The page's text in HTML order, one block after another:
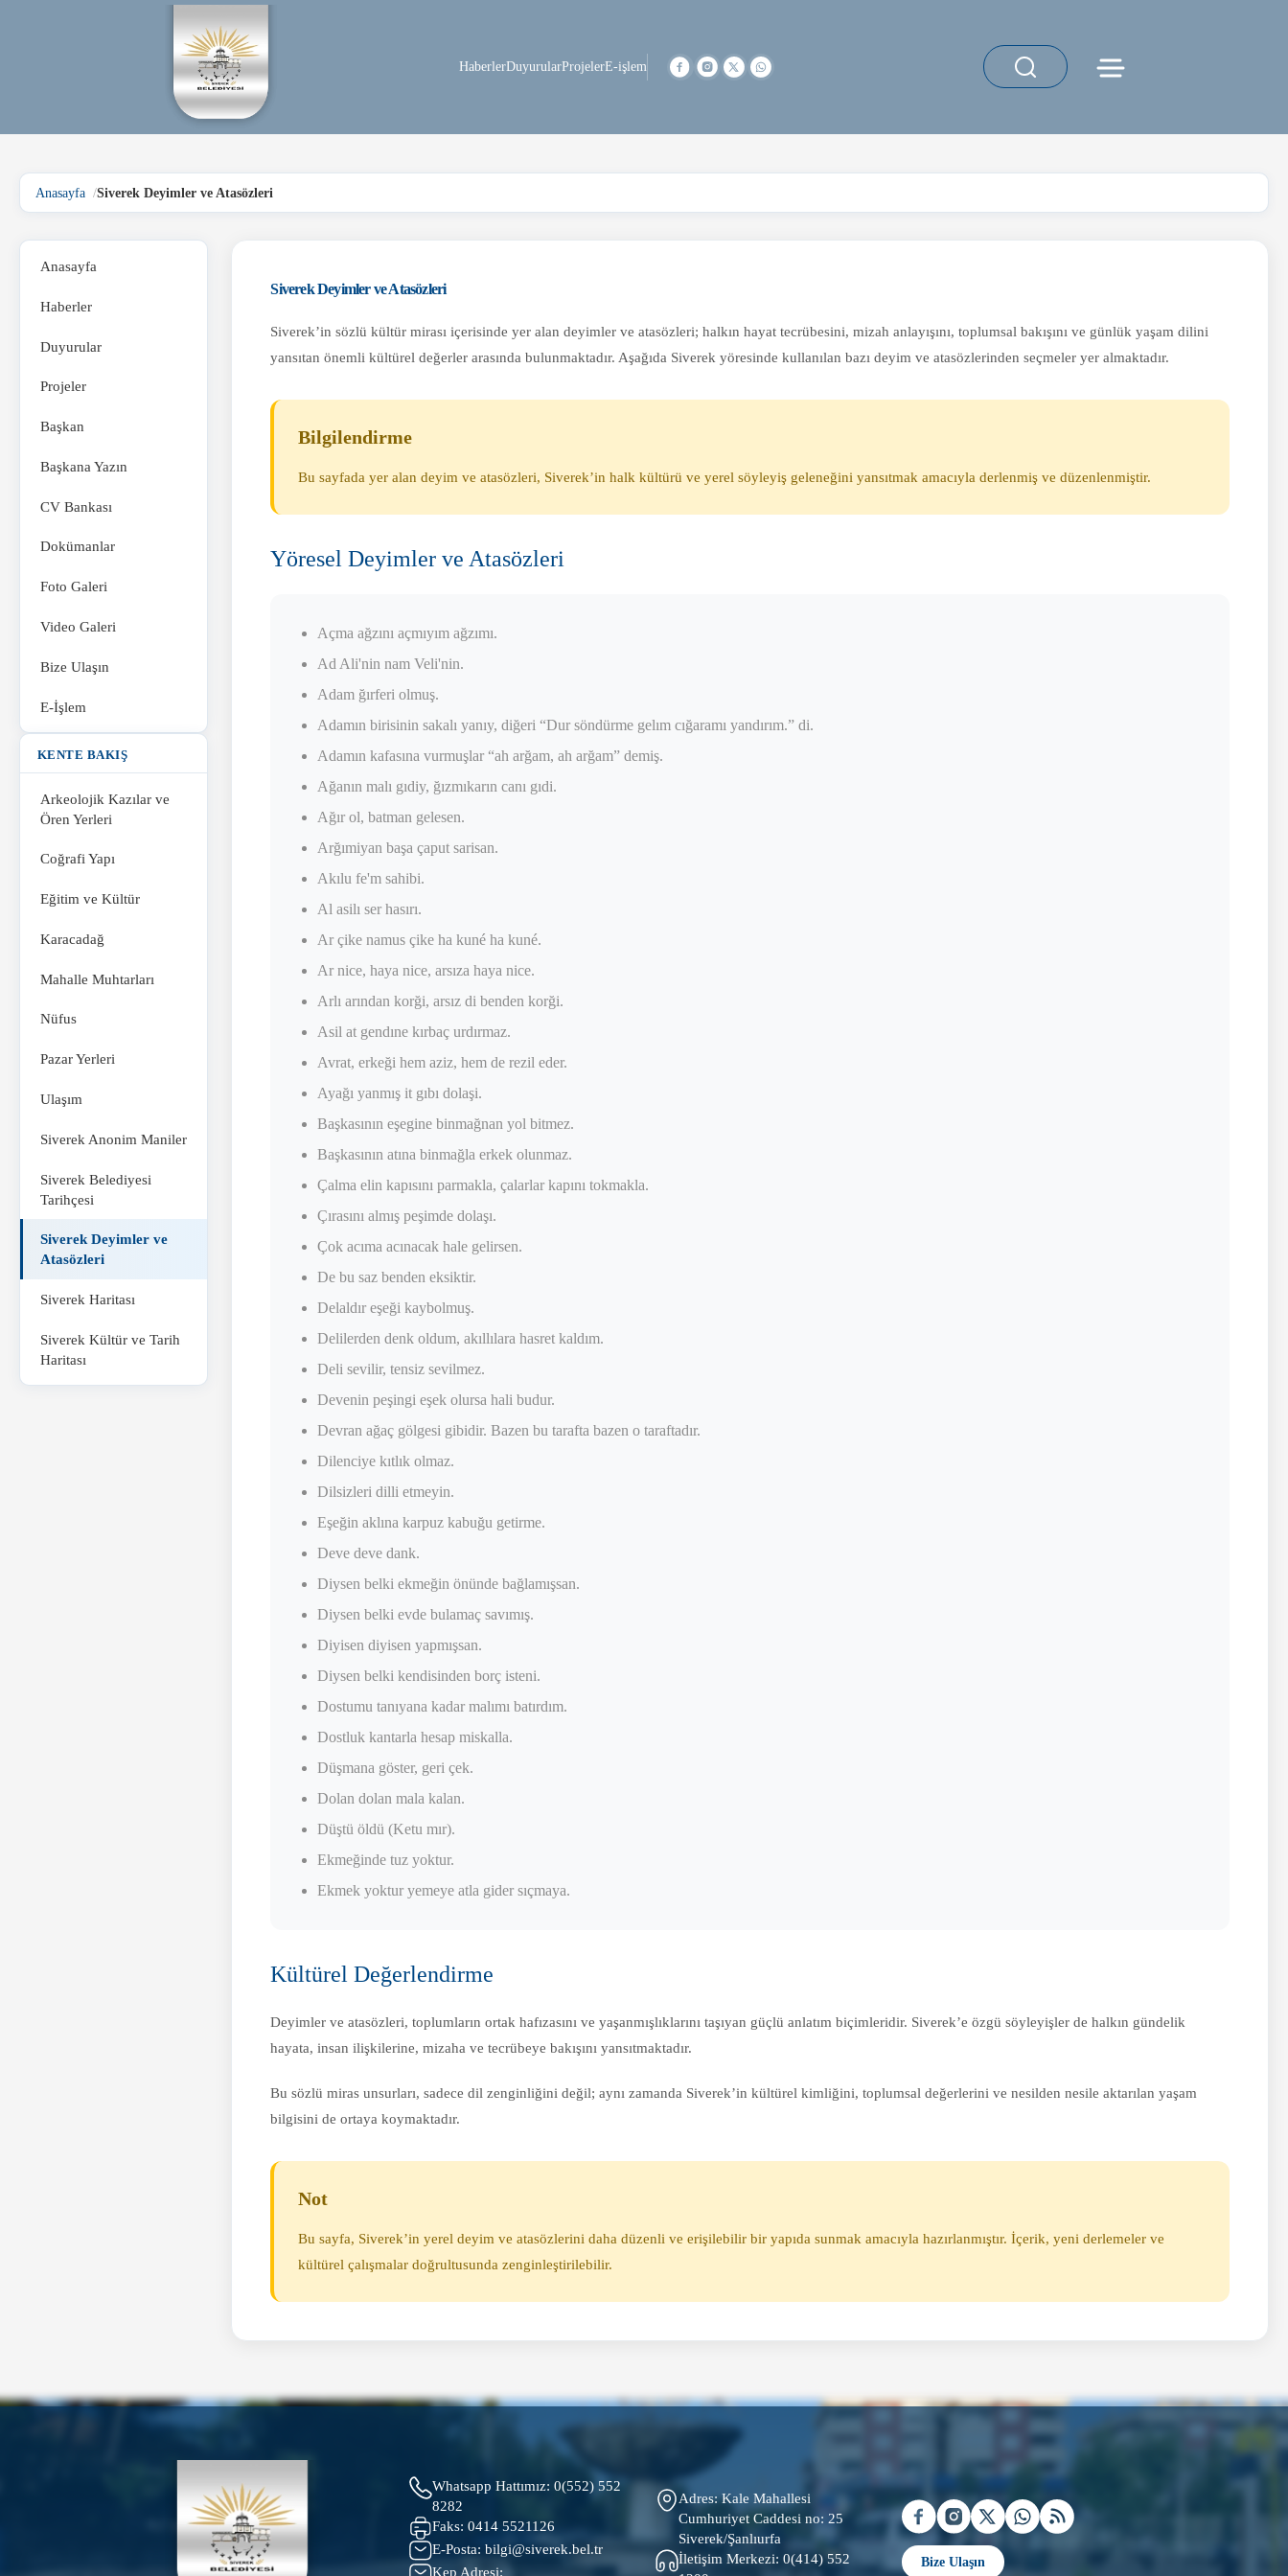
HaberlerDuyurularProjelerE-işlem
Anasayfa Siverek Deyimler ve Atasözleri
Anasayfa
Haberler
Duyurular
Projeler
Başkan
Başkana Yazın
CV Bankası
Dokümanlar
Foto Galeri
Video Galeri
Bize Ulaşın
E-İşlem
KENTE BAKIŞ
Arkeolojik Kazılar ve
Ören Yerleri
Coğrafi Yapı
Eğitim ve Kültür
Karacadağ
Mahalle Muhtarları
Nüfus
Pazar Yerleri
Ulaşım
Siverek Anonim Maniler
Siverek Belediyesi
Tarihçesi
Siverek Deyimler ve
Atasözleri
Siverek Haritası
Siverek Kültür ve Tarih
Haritası
Siverek Deyimler ve Atasözleri
Siverek’in sözlü kültür mirası içerisinde yer alan deyimler ve atasözleri; halkın hayat tecrübesini, mizah anlayışını, toplumsal bakışını ve günlük yaşam dilini
yansıtan önemli kültürel değerler arasında bulunmaktadır. Aşağıda Siverek yöresinde kullanılan bazı deyim ve atasözlerinden seçmeler yer almaktadır.
Bilgilendirme
Bu sayfada yer alan deyim ve atasözleri, Siverek’in halk kültürü ve yerel söyleyiş geleneğini yansıtmak amacıyla derlenmiş ve düzenlenmiştir.
Yöresel Deyimler ve Atasözleri
Açma ağzını açmıyım ağzımı.
Ad Ali'nin nam Veli'nin.
Adam ğırferi olmuş.
Adamın birisinin sakalı yanıy, diğeri “Dur söndürme gelım cığaramı yandırım.” di.
Adamın kafasına vurmuşlar “ah arğam, ah arğam” demiş.
Ağanın malı gıdiy, ğızmıkarın canı gıdi.
Ağır ol, batman gelesen.
Arğımiyan başa çaput sarisan.
Akılu fe'm sahibi.
Al asilı ser hasırı.
Ar çike namus çike ha kuné ha kuné.
Ar nice, haya nice, arsıza haya nice.
Arlı arından korği, arsız di benden korği.
Asil at gendıne kırbaç urdırmaz.
Avrat, erkeği hem aziz, hem de rezil eder.
Ayağı yanmış it gıbı dolaşi.
Başkasının eşegine binmağnan yol bitmez.
Başkasının atına binmağla erkek olunmaz.
Çalma elin kapısını parmakla, çalarlar kapını tokmakla.
Çırasını almış peşimde dolaşı.
Çok acıma acınacak hale gelirsen.
De bu saz benden eksiktir.
Delaldır eşeği kaybolmuş.
Delilerden denk oldum, akıllılara hasret kaldım.
Deli sevilir, tensiz sevilmez.
Devenin peşingi eşek olursa hali budur.
Devran ağaç gölgesi gibidir. Bazen bu tarafta bazen o taraftadır.
Dilenciye kıtlık olmaz.
Dilsizleri dilli etmeyin.
Eşeğin aklına karpuz kabuğu getirme.
Deve deve dank.
Diysen belki ekmeğin önünde bağlamışsan.
Diysen belki evde bulamaç savımış.
Diyisen diyisen yapmışsan.
Diysen belki kendisinden borç isteni.
Dostumu tanıyana kadar malımı batırdım.
Dostluk kantarla hesap miskalla.
Düşmana göster, geri çek.
Dolan dolan mala kalan.
Düştü öldü (Ketu mır).
Ekmeğinde tuz yoktur.
Ekmek yoktur yemeye atla gider sıçmaya.
Kültürel Değerlendirme
Deyimler ve atasözleri, toplumların ortak hafızasını ve yaşanmışlıklarını taşıyan güçlü anlatım biçimleridir. Siverek’e özgü söyleyişler de halkın gündelik
hayata, insan ilişkilerine, mizaha ve tecrübeye bakışını yansıtmaktadır.
Bu sözlü miras unsurları, sadece dil zenginliğini değil; aynı zamanda Siverek’in kültürel kimliğini, toplumsal değerlerini ve nesilden nesile aktarılan yaşam
bilgisini de ortaya koymaktadır.
Not
Bu sayfa, Siverek’in yerel deyim ve atasözlerini daha düzenli ve erişilebilir bir yapıda sunmak amacıyla hazırlanmıştır. İçerik, yeni derlemeler ve
kültürel çalışmalar doğrultusunda zenginleştirilebilir.
Whatsapp Hattımız: 0(552) 552
8282
Faks: 0414 5521126
E-Posta: bilgi@siverek.bel.tr
Kep Adresi:
Adres: Kale Mahallesi
Cumhuriyet Caddesi no: 25
Siverek/Şanlıurfa
İletişim Merkezi: 0(414) 552
Bize Ulaşın